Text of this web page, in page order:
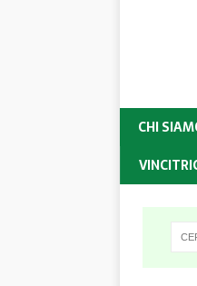
CHI